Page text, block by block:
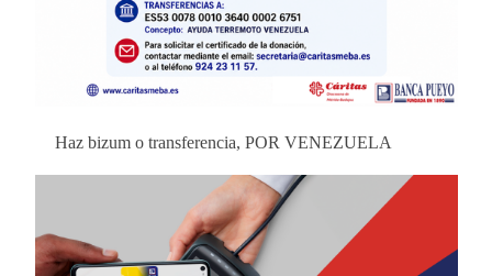
Haz bizum o transferencia, POR VENEZUELA